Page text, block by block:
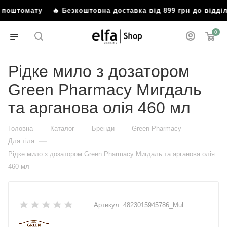
поштомату 🔥 Безкоштовна доставка від 899 грн до
0
Рідке мило з дозатором
Green Pharmacy Мигдаль
та арганова олія 460 мл
Головна — Каталог — Бренди — Green Pharmacy —
Для тіла —
Рідке мило з дозатором Green Pharmacy Мигдаль та арганова олія
460 мл
Артикул: 4823015945786_Mul